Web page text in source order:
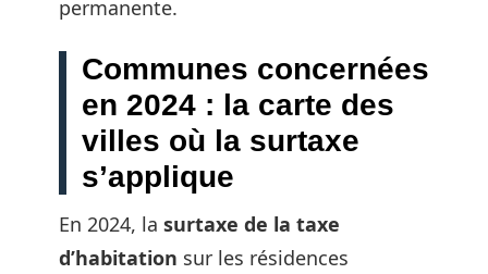
permanente.
Communes concernées
en 2024 : la carte des
villes où la surtaxe
s’applique
En 2024, la surtaxe de la taxe
d’habitation sur les résidences